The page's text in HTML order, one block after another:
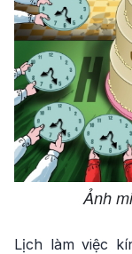
Ảnh
Lịch làm việc